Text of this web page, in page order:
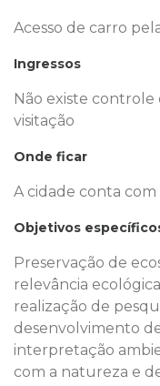
Acesso de carro
Ingressos
Não existe
visitação
Onde ficar
A cidade conta com
Objetivos
Preservação de
relevância
realização de
desenvolvimento
interpretação
com a natureza e